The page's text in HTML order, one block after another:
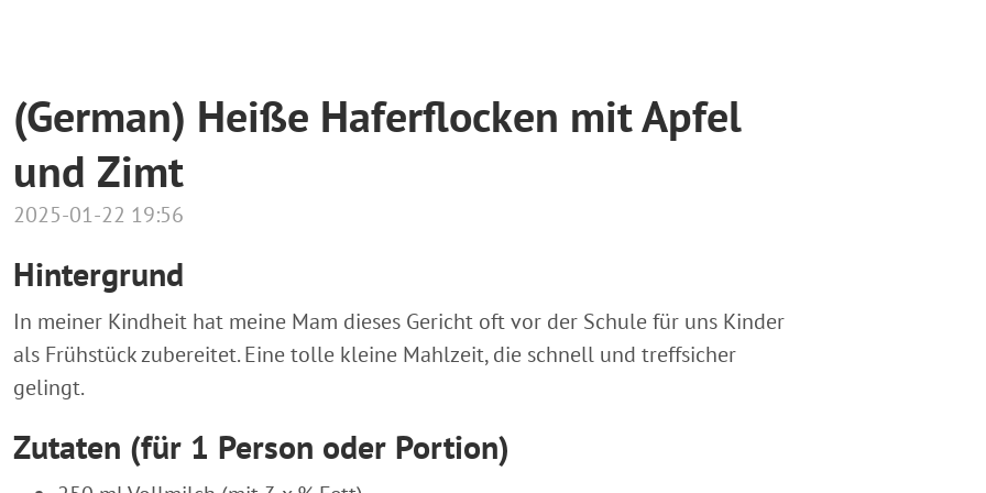
(German) Heiße Haferflocken mit Apfel
und Zimt
2025-01-22 19:56
Hintergrund
In meiner Kindheit hat meine Mam dieses Gericht oft vor der Schule für uns Kinder
als Frühstück zubereitet. Eine tolle kleine Mahlzeit, die schnell und treffsicher
gelingt.
Zutaten (für 1 Person oder Portion)